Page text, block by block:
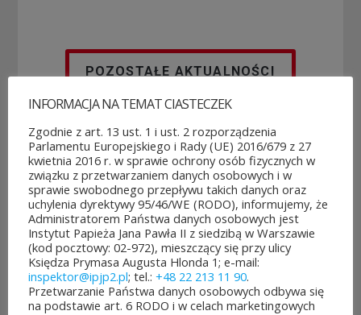
POZOSTAŁE AKTUALNOŚCI
Rozpoczęło
się
głosowanie
w Budżeci...
3
sierpnia&8b44p;2026
Jubileuszowe
XXV
Mistrzostwa
Polski Duch...
lipca&7b19p;2026
INFORMACJA NA TEMAT CIASTECZEK
Zgodnie z art. 13 ust. 1 i ust. 2 rozporządzenia
Parlamentu Europejskiego i Rady (UE) 2016/679 z 27
kwietnia 2016 r. w sprawie ochrony osób fizycznych w
związku z przetwarzaniem danych osobowych i w
sprawie swobodnego przepływu takich danych oraz
uchylenia dyrektywy 95/46/WE (RODO), informujemy, że
Administratorem Państwa danych osobowych jest
Instytut Papieża Jana Pawła II z siedzibą w Warszawie
(kod pocztowy: 02-972), mieszczący się przy ulicy
Księdza Prymasa Augusta Hlonda 1; e-mail:
inspektor@ipjp2.pl; tel.: +48 22 213 11 90.
Przetwarzanie Państwa danych osobowych odbywa się
na podstawie art. 6 RODO i w celach marketingowych